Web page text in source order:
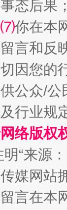
退费，一次搞定
态后果；
⑺你在本
言和反
因您的
公众/
行业规
络版权
“来源
媒网站
留言在